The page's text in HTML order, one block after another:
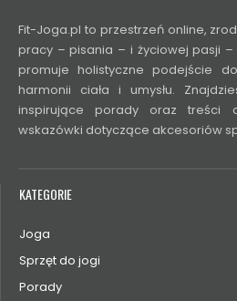
Fit-Joga.pl to przestrzeń online,
pracy – pisania – i życiowej pasji –
promuje holistyczne podejście
harmonii ciała i umysłu.
inspirujące porady oraz treści
wskazówki dotyczące akcesoriów
KATEGORIE
Joga
Sprzęt do jogi
Porady